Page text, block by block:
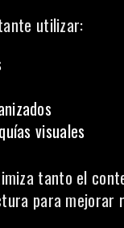
utilizar:
visuales
tanto el
para mejorar